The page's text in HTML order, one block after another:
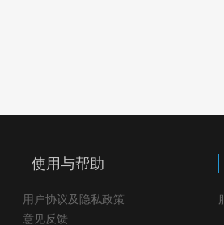
使用与帮助
用户协议及隐私政策
意见反馈